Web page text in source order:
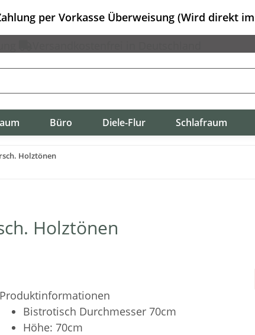
per Vorkasse Überweisung (Wird direkt
Büro Diele-Flur Schlafraum
Holztönen
Holztönen
Produktinformationen
Bistrotisch Durchmesser 70cm
Höhe: 70cm